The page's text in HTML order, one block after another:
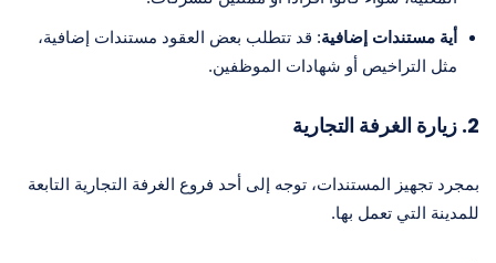
أية مستندات إضافية: قد تتطلب بعض العقود مستندات إضافية،
مثل التراخيص أو شهادات الموظفين.
2. زيارة الغرفة التجارية
بمجرد تجهيز المستندات، توجه إلى أحد فروع الغرفة التجارية التابعة
للمدينة التي تعمل بها.